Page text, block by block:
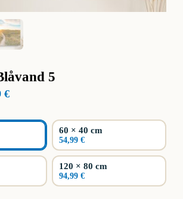
5
€Preisspanne:
bis
60 × 40 cm
54,99 €
120 × 80 cm
94,99 €